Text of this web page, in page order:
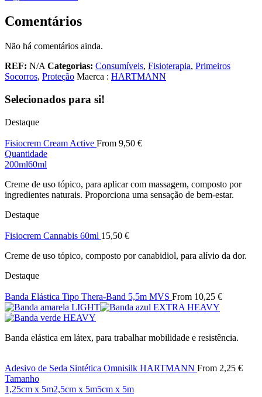
Comentários
Não há comentários ainda.
REF: N/A Categorias: Consumíveis, Fisioterapia, Primeiros
Socorros, Proteção Maerca : HARTMANN
Selecionados para si!
Destaque
Fisiocrem Cream Active From 9,50 €
Quantidade
200ml60ml
Creme de uso tópico, para aplicar com massagem, composto por
ingredientes naturais. Proporciona uma sensação de bem-estar.
Destaque
Fisiocrem Cannabis 60ml 15,50 €
Creme de uso tópico, composto por canabidiol, para alívio da dor.
Destaque
Banda Elástica Tipo Thera-Band 5,5m MVS From 10,25 €
Banda elástica em látex, para trabalhar mobilidade e resistência.
Adesivo de Seda Sintética Omnisilk HARTMANN From 2,25 €
Tamanho
1,25cm x 5m2,5cm x 5m5cm x 5m